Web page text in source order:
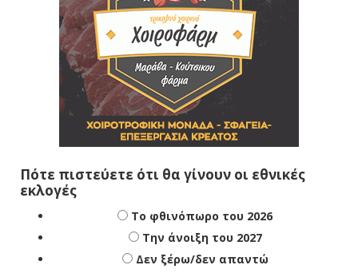
Πότε πιστεύετε ότι θα γίνουν οι εθνικές
εκλογές